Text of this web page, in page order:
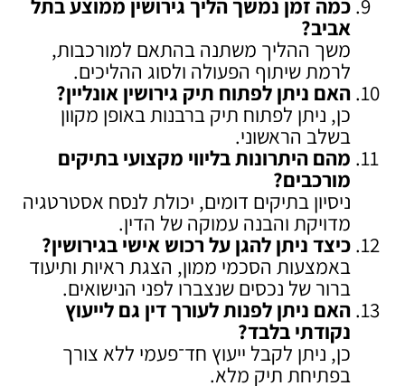
כמה זמן נמשך הליך גירושין ממוצע בתל
אביב?
משך ההליך משתנה בהתאם למורכבות,
לרמת שיתוף הפעולה ולסוג ההליכים.
האם ניתן לפתוח תיק גירושין אונליין?
כן, ניתן לפתוח תיק ברבנות באופן מקוון
בשלב הראשוני.
מהם היתרונות בליווי מקצועי בתיקים
מורכבים?
ניסיון בתיקים דומים, יכולת לנסח אסטרטגיה
מדויקת והבנה עמוקה של הדין.
כיצד ניתן להגן על רכוש אישי בגירושין?
באמצעות הסכמי ממון, הצגת ראיות ותיעוד
ברור של נכסים שנצברו לפני הנישואים.
האם ניתן לפנות לעורך דין גם לייעוץ
נקודתי בלבד?
כן, ניתן לקבל ייעוץ חד־פעמי ללא צורך
בפתיחת תיק מלא.